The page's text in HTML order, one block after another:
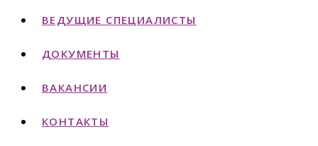
ВЕДУЩИЕ СПЕЦИАЛИСТЫ
ДОКУМЕНТЫ
ВАКАНСИИ
КОНТАКТЫ